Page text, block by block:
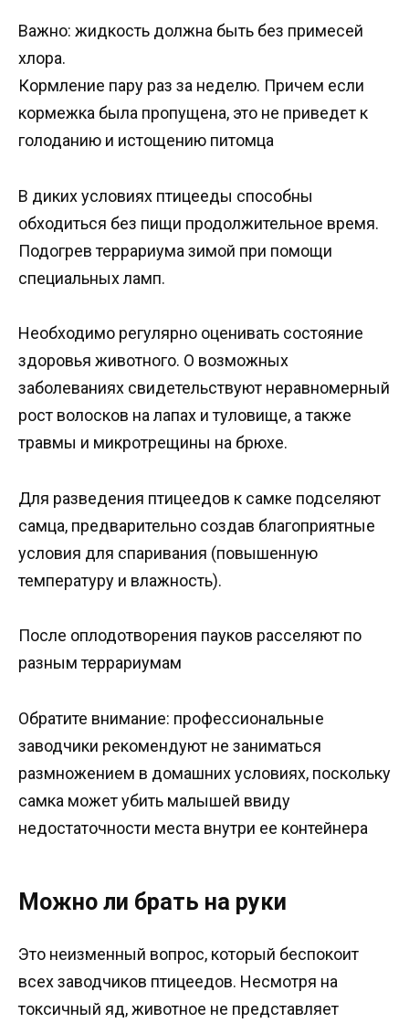
Важно: жидкость должна быть без примесей
хлора.
Кормление пару раз за неделю. Причем если
кормежка была пропущена, это не приведет к
голоданию и истощению питомца
В диких условиях птицееды способны
обходиться без пищи продолжительное время.
Подогрев террариума зимой при помощи
специальных ламп.
Необходимо регулярно оценивать состояние
здоровья животного. О возможных
заболеваниях свидетельствуют неравномерный
рост волосков на лапах и туловище, а также
травмы и микротрещины на брюхе.
Для разведения птицеедов к самке подселяют
самца, предварительно создав благоприятные
условия для спаривания (повышенную
температуру и влажность).
После оплодотворения пауков расселяют по
разным террариумам
Обратите внимание: профессиональные
заводчики рекомендуют не заниматься
размножением в домашних условиях, поскольку
самка может убить малышей ввиду
недостаточности места внутри ее контейнера
Можно ли брать на руки
Это неизменный вопрос, который беспокоит
всех заводчиков птицеедов. Несмотря на
токсичный яд, животное не представляет